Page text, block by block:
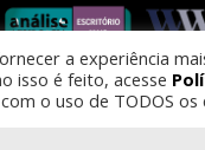
a experiência
isso é feito, acesse
o uso de TODOS os